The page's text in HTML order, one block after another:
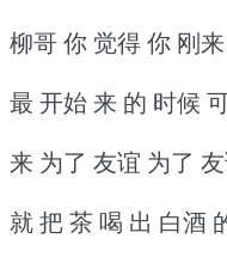
柳哥 你 觉得 你 刚
最 开始 来 的 时候
来 为了 友谊 为了
就 把 茶 喝 出 白酒